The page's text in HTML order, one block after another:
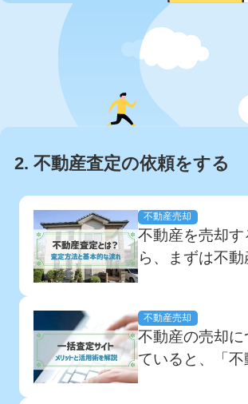
2. 不動産査定の依頼をする
不動産売却
不動産を売却す
ら、まずは不
しかし、不動産
て「どこに査定
きか」「査定
不動産売却
不動産の売却
ていると、「不